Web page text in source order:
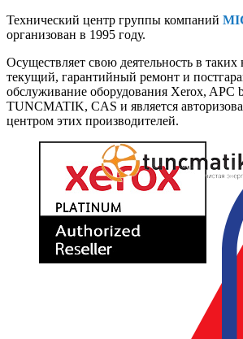
Технический центр группы компаний
организован в 1995 году.
Осуществляет свою деятельность в таких
текущий, гарантийный ремонт и
обслуживание оборудования Xerox, APC
TUNCMATIK, CAS и является
центром этих производителей.